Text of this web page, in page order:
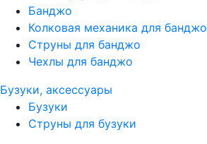
Банджо
Колковая механика для банджо
Струны для банджо
Чехлы для банджо
Бузуки, аксессуары
Бузуки
Струны для бузуки